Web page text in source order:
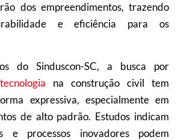
dos empreendimentos, trazendo
e eficiência para os
do Sinduscon-SC, a busca por
tecnologia na construção civil tem
expressiva, especialmente em
de alto padrão. Estudos indicam
e processos inovadores podem